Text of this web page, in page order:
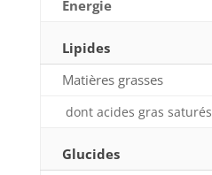
Énergie
Lipides
Matières grasses
dont acides gras saturés
Glucides